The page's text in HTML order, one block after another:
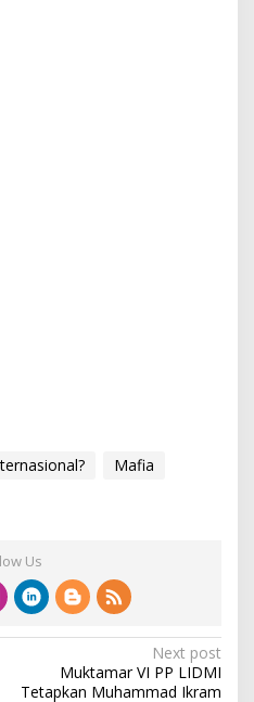
Mafia
Us
Next post
Muktamar VI PP LIDMI
Tetapkan Muhammad Ikram